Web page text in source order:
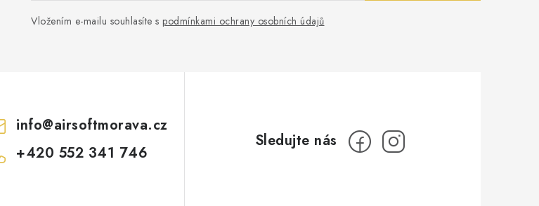
Vložením e-mailu souhlasíte s podmínkami ochrany osobních údajů
info@airsoftmorava.cz
+420 552 341 746